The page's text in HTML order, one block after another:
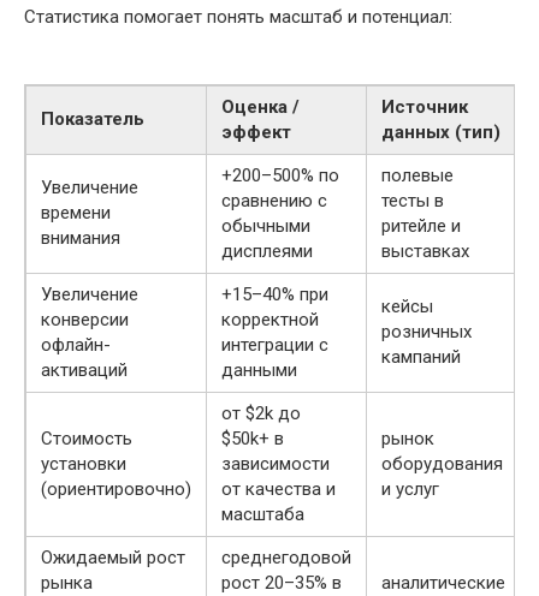
Статистика помогает понять масштаб и потенциал:
Показатель
Оценка /
эффект
Источник
данных (тип)
Увеличение
времени
внимания
+200–500% по
сравнению с
обычными
дисплеями
полевые
тесты в
ритейле и
выставках
Увеличение
конверсии
офлайн-
активаций
+15–40% при
корректной
интеграции с
данными
кейсы
розничных
кампаний
Стоимость
установки
(ориентировочно)
от $2k до
$50k+ в
зависимости
от качества и
масштаба
рынок
оборудования
и услуг
Ожидаемый рост
рынка
среднегодовой
рост 20–35% в
аналитические